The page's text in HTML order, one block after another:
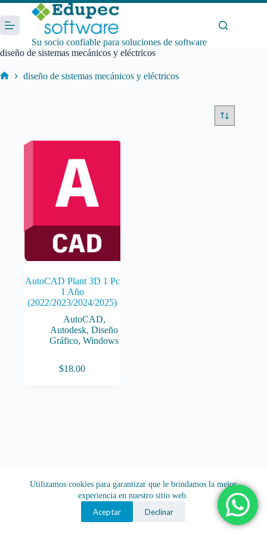
Saltar
al
contenido
Utilizamos cookies para garantizar que le brindamos la mejor
experiencia en nuestro sitio web.
Aceptar Declinar
Su socio confiable para soluciones de software
diseño de sistemas mecánicos y eléctricos
diseño de sistemas mecánicos y eléctricos
AutoCAD Plant 3D 1 Pc
1 Año
(2022/2023/2024/2025)
AutoCAD,
Autodesk,Diseño
Gráfico,Windows
$18.00